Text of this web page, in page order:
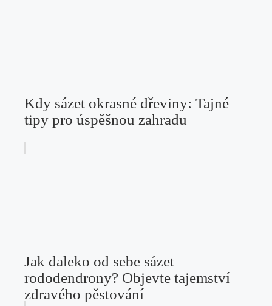
Kdy sázet okrasné dřeviny: Tajné
tipy pro úspěšnou zahradu
Jak daleko od sebe sázet
rododendrony? Objevte tajemství
zdravého pěstování